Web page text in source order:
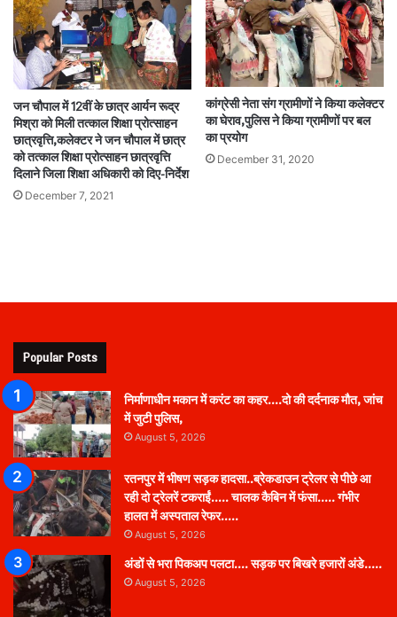
जन चौपाल में 12वीं के छात्र आर्यन रूद्र
मिश्रा को मिली तत्काल शिक्षा प्रोत्साहन
छात्रवृत्ति,कलेक्टर ने जन चौपाल में छात्र
को तत्काल शिक्षा प्रोत्साहन छात्रवृत्ति
दिलाने जिला शिक्षा अधिकारी को दिए-निर्देश
December 7, 2021
कांग्रेसी नेता संग ग्रामीणों ने किया कलेक्टर
का घेराव,पुलिस ने किया ग्रामीणों पर बल
का प्रयोग
December 31, 2020
Popular Posts
निर्माणाधीन मकान में करंट का कहर….दो की दर्दनाक मौत, जांच
में जुटी पुलिस,
August 5, 2026
रतनपुर में भीषण सड़क हादसा..ब्रेकडाउन ट्रेलर से पीछे आ
रही दो ट्रेलरें टकराईं….. चालक कैबिन में फंसा….. गंभीर
हालत में अस्पताल रेफर…..
August 5, 2026
अंडों से भरा पिकअप पलटा…. सड़क पर बिखरे हजारों अंडे…..
August 5, 2026